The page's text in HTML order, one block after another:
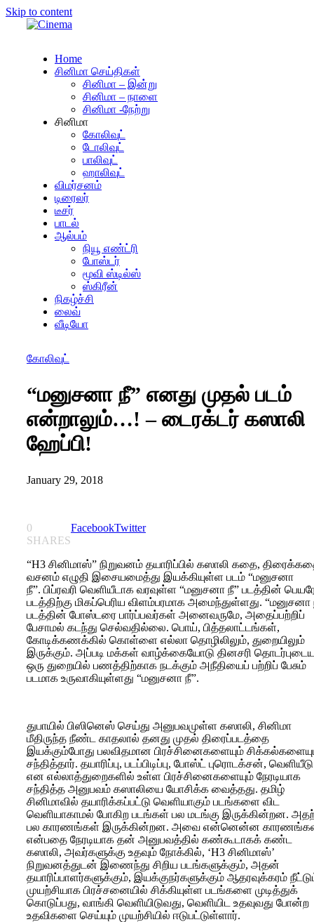
Skip to content
Home
சினிமா செய்திகள்
சினிமா – இன்று
சினிமா – நாளை
சினிமா -நேற்று
சினிமா
கோலிவுட்
டோலிவுட்
பாலிவுட்
ஹாலிவுட்
விமர்சனம்
டிரைலர்
டீசர்
பாடல்
ஆல்பம்
நியூ எண்ட்ரி
போஸ்டர்
மூவி ஸ்டில்ஸ்
ஸ்கிரீன்
நிகழ்ச்சி
லைவ்
வீடியோ
கோலிவுட்
“மனுசனா நீ” எனது முதல் படம்
என்றாலும்…! – டைரக்டர் கஸாலி
ஹேப்பி!
January 29, 2018
0
SHARES
FacebookTwitter
“H3 சினிமாஸ்” நிறுவனம் தயாரிப்பில் கஸாலி கதை,
வசனம் எழுதி இசையமைத்து இயக்கியுள்ள படம் “மனுசனா
நீ”. பிப்ரவரி வெளியீடாக வரவுள்ள “மனுசனா நீ” படத்தின்
படத்திற்கு மிகப்பெரிய விளம்பரமாக அமைந்துள்ளது. “மனுசனா
படத்தின் போஸ்டரை பார்ப்பவர்கள் அனைவருமே, அதைப்பற்றிப்
பேசாமல் கடந்து செல்வதில்லை. பொய், பித்தலாட்டங்கள்,
கோடிக்கணக்கில் கொள்ளை எல்லா தொழிலிலும், துறையிலும்
இருக்கும். அப்படி மக்கள் வாழ்க்கையோடு தினசரி
ஒரு துறையில் பணத்திற்காக நடக்கும் அநீதியைப் பற்றிப் பேசும்
படமாக உருவாகியுள்ளது “மனுசனா நீ”.
துபாயில் பிஸினெஸ் செய்து அனுபவமுள்ள கஸாலி, சினிமா
மீதிருந்த நீண்ட காதலால் தனது முதல் திரைப்படத்தை
இயக்கும்போது பலவிதமான பிரச்சினைகளையும்
சந்தித்தார். தயாரிப்பு, படப்பிடிப்பு, போஸ்ட் புரொடக்சன், வெளியீடு
என எல்லாத்துறைகளில் உள்ள பிரச்சினைகளையும் நேரடியாக
சந்தித்த அனுபவம் கஸாலியை யோசிக்க வைத்தது. தமிழ்
சினிமாவில் தயாரிக்கப்பட்டு வெளியாகும் படங்களை விட
வெளியாகாமல் போகிற படங்கள் பல மடங்கு இருக்கின்றன.
பல காரணங்கள் இருக்கின்றன. அவை என்னென்ன
என்பதை நேரடியாக தன் அனுபவத்தில் கண்கூடாகக் கண்ட
கஸாலி, அவர்களுக்கு உதவும் நோக்கில், ‘H3 சினிமாஸ்’
நிறுவனத்துடன் இணைந்து சிறிய படங்களுக்கும், அதன்
தயாரிப்பாளர்களுக்கும், இயக்குநர்களுக்கும் ஆதரவுக்கரம்
முயற்சியாக பிரச்சனையில் சிக்கியுள்ள படங்களை முடித்துக்
கொடுப்பது, வாங்கி வெளியிடுவது, வெளியிட உதவுவது போன்ற
உதவிகளை செய்யும் முயற்சியில் ஈடுபட்டுள்ளார்.